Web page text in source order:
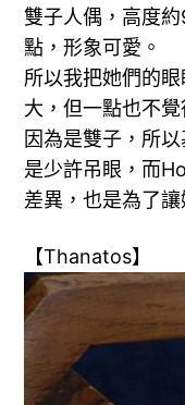
雙子人偶，高度
點，形象可愛。
所以我把她們的
大，但一點也不覺
因為是雙子，所
是少許吊眼，而
差異，也是為了
【Thanatos】